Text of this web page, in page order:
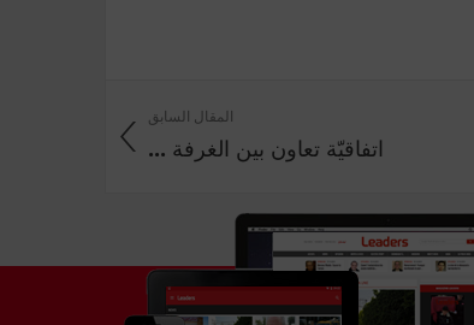
المقال السابق
اتفاقيّة تعاون بين الغرفة ...